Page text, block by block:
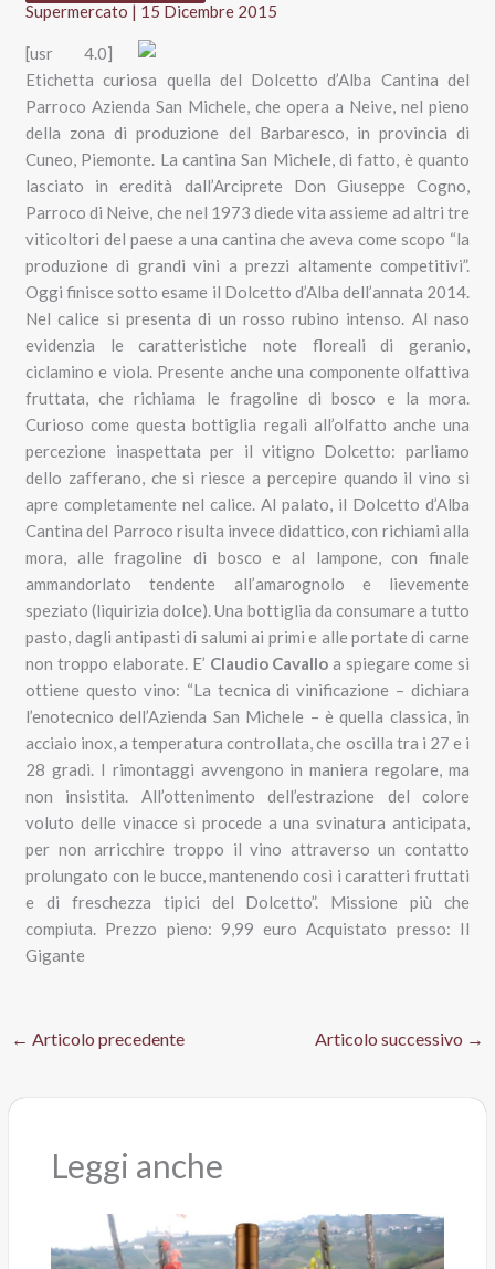
Supermercato | 15 Dicembre 2015
[usr 4.0]
Etichetta curiosa quella del Dolcetto d’Alba Cantina del
Parroco Azienda San Michele, che opera a Neive, nel pieno
della zona di produzione del Barbaresco, in provincia di
Cuneo, Piemonte. La cantina San Michele, di fatto, è quanto
lasciato in eredità dall’Arciprete Don Giuseppe Cogno,
Parroco di Neive, che nel 1973 diede vita assieme ad altri tre
viticoltori del paese a una cantina che aveva come scopo “la
produzione di grandi vini a prezzi altamente competitivi”.
Oggi finisce sotto esame il Dolcetto d’Alba dell’annata 2014.
Nel calice si presenta di un rosso rubino intenso. Al naso
evidenzia le caratteristiche note floreali di geranio,
ciclamino e viola. Presente anche una componente olfattiva
fruttata, che richiama le fragoline di bosco e la mora.
Curioso come questa bottiglia regali all’olfatto anche una
percezione inaspettata per il vitigno Dolcetto: parliamo
dello zafferano, che si riesce a percepire quando il vino si
apre completamente nel calice. Al palato, il Dolcetto d’Alba
Cantina del Parroco risulta invece didattico, con richiami alla
mora, alle fragoline di bosco e al lampone, con finale
ammandorlato tendente all’amarognolo e lievemente
speziato (liquirizia dolce). Una bottiglia da consumare a tutto
pasto, dagli antipasti di salumi ai primi e alle portate di carne
non troppo elaborate. E’ Claudio Cavallo a spiegare come si
ottiene questo vino: “La tecnica di vinificazione – dichiara
l’enotecnico dell’Azienda San Michele – è quella classica, in
acciaio inox, a temperatura controllata, che oscilla tra i 27 e i
28 gradi. I rimontaggi avvengono in maniera regolare, ma
non insistita. All’ottenimento dell’estrazione del colore
voluto delle vinacce si procede a una svinatura anticipata,
per non arricchire troppo il vino attraverso un contatto
prolungato con le bucce, mantenendo così i caratteri fruttati
e di freschezza tipici del Dolcetto”. Missione più che
compiuta. Prezzo pieno: 9,99 euro Acquistato presso: Il
Gigante
← Articolo precedente Articolo successivo →
Leggi anche